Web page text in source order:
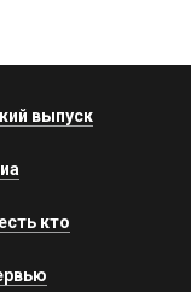
выпуск
кто